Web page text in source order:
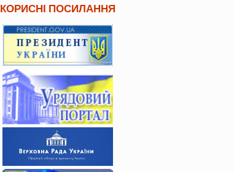
КОРИСНІ ПОСИЛАННЯ